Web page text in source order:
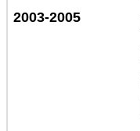
2003-2005